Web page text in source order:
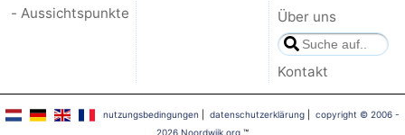
- Aussichtspunkte
Über uns
Kontakt
nutzungsbedingungen |datenschutzerklärung |copyright © 2006 -
2026 Noordwijk.org ™